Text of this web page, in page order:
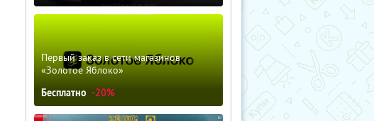
Первый заказ в сети магазинов
«Золотое Яблоко»
Бесплатно -20%